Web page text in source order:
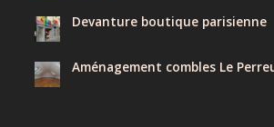
Devanture boutique parisienne
Aménagement combles Le